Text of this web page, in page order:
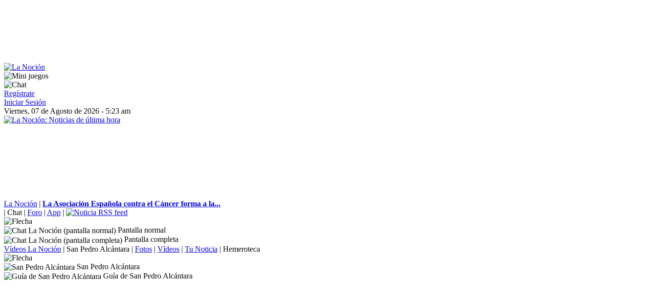
Regístrate
Iniciar Sesión
Viernes, 07 de Agosto de 2026 - 5:23 am
La Noción | La Asociación Española contra el Cáncer forma a la...
| Chat | Foro | App |
Pantalla normal
Pantalla completa
Vídeos La Noción | San Pedro Alcántara | Fotos | Vídeos | Tu Noticia | Hemeroteca
San Pedro Alcántara
Guía de San Pedro Alcántara